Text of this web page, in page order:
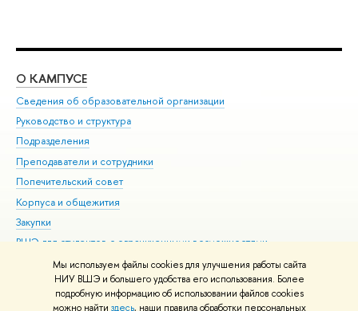
Мы используем файлы cookies для улучшения работы сайта
НИУ ВШЭ и большего удобства его использования. Более
подробную информацию об использовании файлов cookies
можно найти здесь, наши правила обработки персональных
О КАМПУСЕ
Сведения об образовательной организации
Руководство и структура
Подразделения
Преподаватели и сотрудники
Попечительский совет
Корпуса и общежития
Закупки
ВШЭ для студентов с ограниченными возможностями
здоровья и инвалидностью
Версия для слабовидящих
Единая платежная страница